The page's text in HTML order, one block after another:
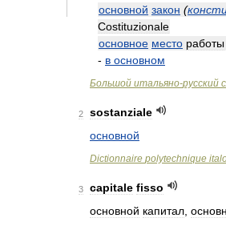
основной закон (
Costituzionale
основное место работы
- в основном
Большой итальяно-русский
2
sostanziale
основной
Dictionnaire polytechnique
3 capitale fisso
основной капитал